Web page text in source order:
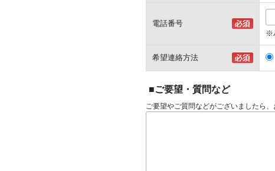
電話番号
※
希望連絡方法
■ご要望・質問など
ご要望やご質問などがございましたら